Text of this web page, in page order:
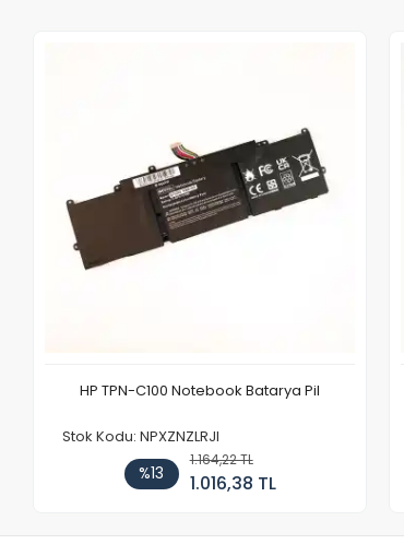
HP TPN-C100 Notebook Batarya Pil
Stok Kodu: NPXZNZLRJI
%13
1.164,22 TL
1.016,38 TL